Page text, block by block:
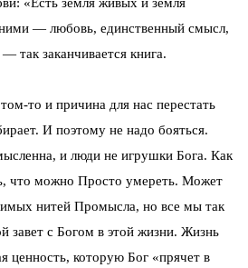
— любовь, единственный смысл,
так заканчивается книга.
то и причина для нас перестать
И поэтому не надо бояться.
и люди не игрушки Бога. Как
что можно Просто умереть. Может
нитей Промысла, но все мы так
завет с Богом в этой жизни. Жизнь
ценность, которую Бог «прячет в